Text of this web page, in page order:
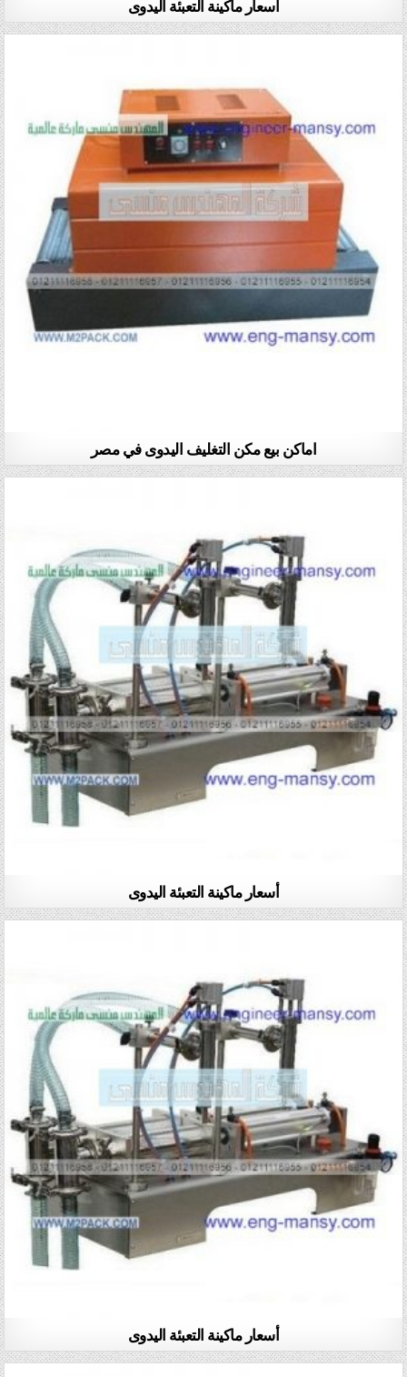
أسعار ماكينة التعبئة اليدوى
اماكن بيع مكن التغليف اليدوى في مصر
أسعار ماكينة التعبئة اليدوى
أسعار ماكينة التعبئة اليدوى